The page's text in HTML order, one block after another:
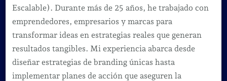
Escalable). Durante más de 25 años, he trabajado con
emprendedores, empresarios y marcas para
transformar ideas en estrategias reales que generan
resultados tangibles. Mi experiencia abarca desde
diseñar estrategias de branding únicas hasta
implementar planes de acción que aseguren la